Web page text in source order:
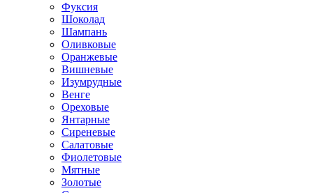
Фуксия
Шоколад
Шампань
Оливковые
Оранжевые
Вишневые
Изумрудные
Венге
Ореховые
Янтарные
Сиреневые
Салатовые
Фиолетовые
Мятные
Золотые